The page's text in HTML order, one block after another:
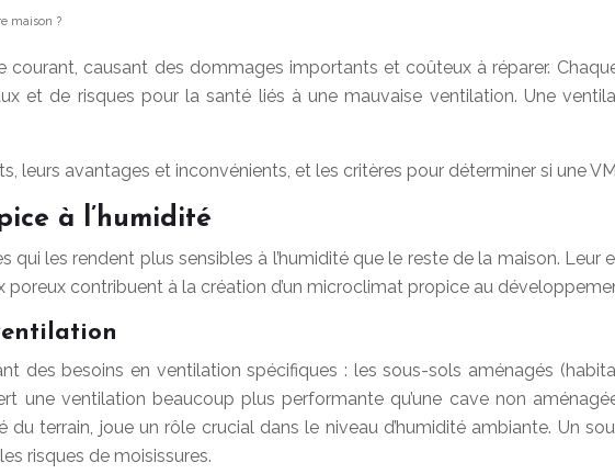
maison ?
courant, causant des dommages importants et coûteux à réparer.
et de risques pour la santé liés à une mauvaise ventilation. Une
leurs avantages et inconvénients, et les critères pour déterminer si une
à l’humidité
les rendent plus sensibles à l’humidité que le reste de la maison. Leur
contribuent à la création d’un microclimat propice au
des besoins en ventilation spécifiques : les sous-sols aménagés
une ventilation beaucoup plus performante qu’une cave non
terrain, joue un rôle crucial dans le niveau d’humidité ambiante. Un
risques de moisissures.